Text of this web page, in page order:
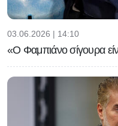
03.06.2026 | 14:10
«Ο Φαμπιάνο σίγουρα